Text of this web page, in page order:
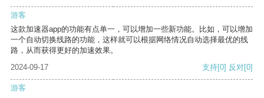
游客
这款加速器app的功能有点单一，可以增加一些新功能。比如，可以增加
一个自动切换线路的功能，这样就可以根据网络情况自动选择最优的线
路，从而获得更好的加速效果。
2024-09-17
支持[0] 反对[0]
游客